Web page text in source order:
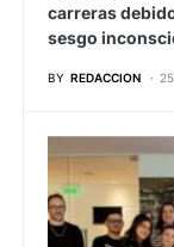
carreras
sesgo
BY REDACCION